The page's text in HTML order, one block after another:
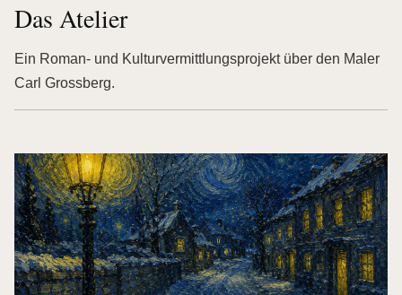
Das Atelier
Ein Roman- und Kulturvermittlungsprojekt über den Maler
Carl Grossberg.